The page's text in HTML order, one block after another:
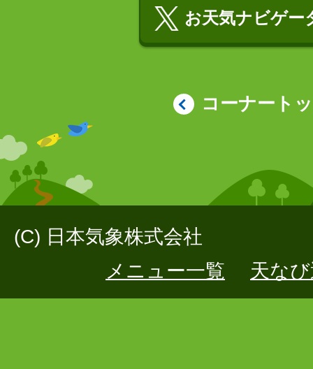
お天気ナビゲー
コーナート
(C) 日本気象株式会社
メニュー一覧
天な